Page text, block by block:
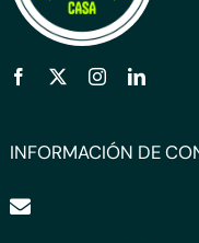
INFORMACIÓN DE